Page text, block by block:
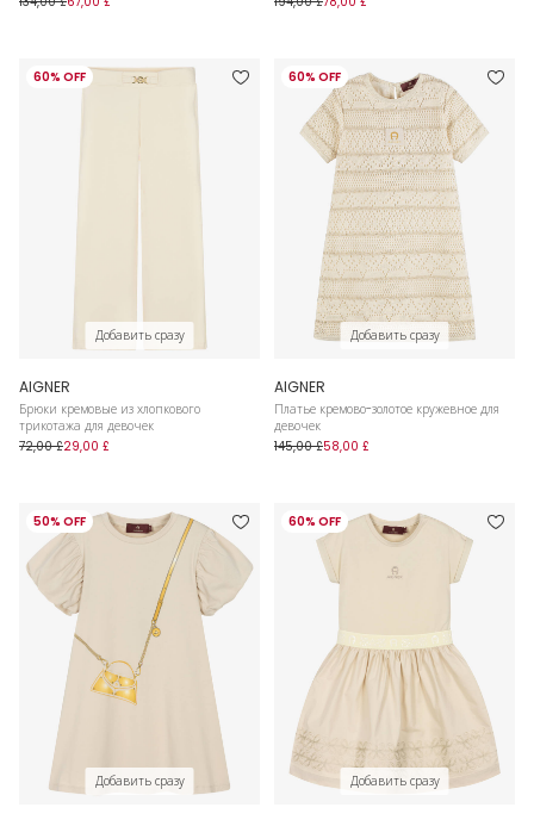
60% OFF
Добавить сразу
AIGNER
Брюки кремовые из хлопкового
трикотажа для девочек
72,00 £29,00 £
60% OFF
Добавить сразу
AIGNER
Платье кремово-золотое кружевное для
девочек
145,00 £58,00 £
50% OFF
Добавить сразу
60% OFF
Добавить сразу